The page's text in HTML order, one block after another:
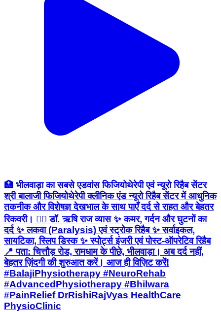
🏥 भीलवाड़ा का सबसे एडवांस फिजियोथेरेपी एवं न्यूरो रिहैब सेंटर
श्री बालाजी फिजियोथेरेपी क्लीनिक एंड न्यूरो रिहैब सेंटर में आधुनिक
तकनीक और विशेषज्ञ देखभाल के साथ पाएँ दर्द से राहत और बेहतर
रिकवरी। 👨‍⚕️ डॉ. ऋषि राज व्यास ✨ कमर, गर्दन और घुटनों का
दर्द ✨ लकवा (Paralysis) एवं स्ट्रोक रिहैब ✨ सर्वाइकल,
सायटिका, स्लिप डिस्क ✨ स्पोर्ट्स इंजरी एवं पोस्ट-ऑपरेटिव रिहैब
📍 पता: चित्तौड़ रोड, रामधाम के पीछे, भीलवाड़ा। अब दर्द नहीं,
बेहतर ज़िंदगी की शुरुआत करें। आज ही विज़िट करें!
#BalajiPhysiotherapy #NeuroRehab
#AdvancedPhysiotherapy #Bhilwara
#PainRelief DrRishiRajVyas HealthCare
PhysioClinic